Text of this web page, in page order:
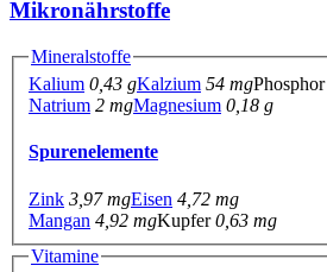
Mikronährstoffe
Mineralstoffe
Kalium 0,43 gKalzium 54 mgPhosphor
Natrium 2 mgMagnesium 0,18 g
Spurenelemente
Zink 3,97 mgEisen 4,72 mg
Mangan 4,92 mgKupfer0,63 mg
Vitamine